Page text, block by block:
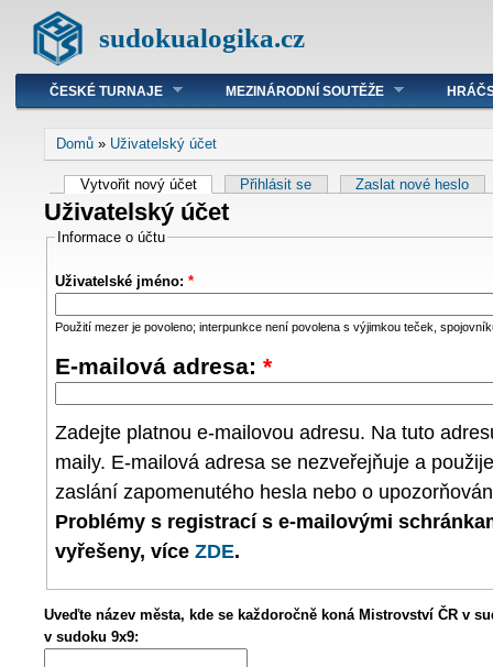
sudokualogika.cz
ČESKÉ TURNAJE MEZINÁRODNÍ SOUTĚŽE
Domů » Uživatelský účet
Vytvořit nový účet Přihlásit se Zaslat nové heslo
Uživatelský účet
Informace o účtu
Uživatelské jméno: *
Použití mezer je povoleno; interpunkce není povolena s výjimkou teček,
E-mailová adresa: *
Zadejte platnou e-mailovou adresu. Na tuto
maily. E-mailová adresa se nezveřejňuje a
zaslání zapomenutého hesla nebo o
Problémy s registrací s e-mailovými
vyřešeny, více ZDE.
Uveďte název města, kde se každoročně koná Mistrovství ČR v
v sudoku 9x9: